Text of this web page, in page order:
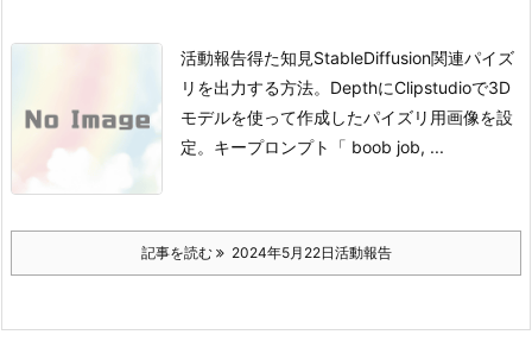
活動報告得た知見StableDiffusion関連パイズ
リを出力する方法。 DepthにClipstudioで3D
モデルを使って作成したパイズリ用画像を設
定。 キープロンプト 「 boob job, ...
記事を読む 2024年5月22日活動報告